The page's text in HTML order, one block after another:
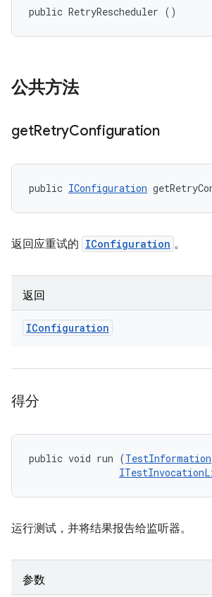
public RetryRescheduler ()
公共方法
getRetryConfiguration
public IConfiguration
返回应重试的 IConfiguration 。
返回
IConfiguration
得分
public void run (TestInformation
运行测试，并将结果报告给监听器。
参数